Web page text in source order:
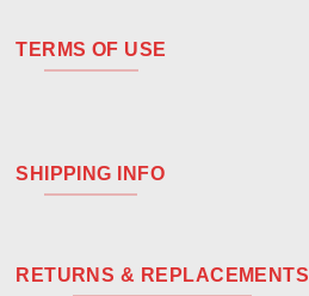
TERMS OF USE
SHIPPING INFO
RETURNS & REPLACEMENTS